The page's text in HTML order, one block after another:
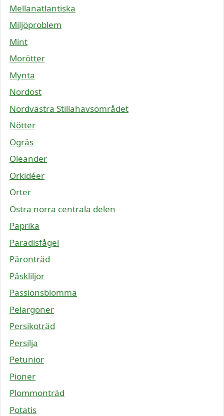
Mellanatlantiska
Miljöproblem
Mint
Morötter
Mynta
Nordost
Nordvästra Stillahavsområdet
Nötter
Ogräs
Oleander
Orkidéer
Örter
Östra norra centrala delen
Paprika
Paradisfågel
Päronträd
Påskliljor
Passionsblomma
Pelargoner
Persikoträd
Persilja
Petunior
Pioner
Plommonträd
Potatis